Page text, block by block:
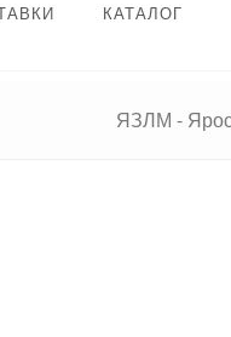
КАТАЛОГ
ЯЗЛМ -